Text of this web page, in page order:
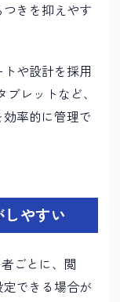
きを抑えやす
や設計を採用
レットなど、
率的に管理で
やすい
ごとに、閲
できる場合が